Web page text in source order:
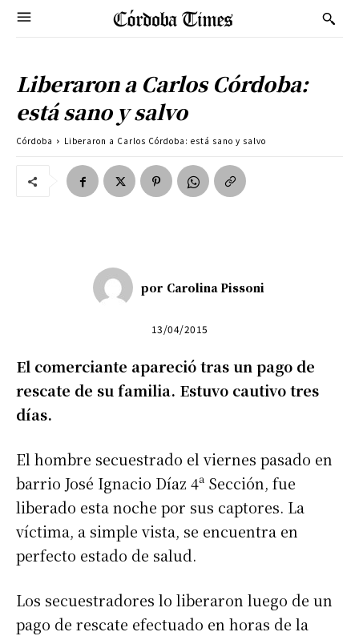
Liberaron a Carlos Córdoba:
está sano y salvo
Córdoba Liberaron a Carlos Córdoba: está sano y salvo
por Carolina Pissoni
13/04/2015
El comerciante apareció tras un pago de
rescate de su familia. Estuvo cautivo tres
días.
El hombre secuestrado el viernes pasado en
barrio José Ignacio Díaz 4ª Sección, fue
liberado esta noche por sus captores. La
víctima, a simple vista, se encuentra en
perfecto estado de salud.
Los secuestradores lo liberaron luego de un
pago de rescate efectuado en horas de la